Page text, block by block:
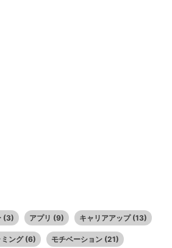
(3) アプリ (9) キャリアアップ (13)
ミング (6) モチベーション (21)